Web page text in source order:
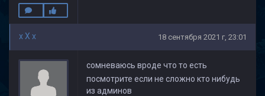
x X x 18 сентября 2021 г, 23:01
сомневаюсь вроде что то есть
посмотрите если не сложно кто нибудь
из админов